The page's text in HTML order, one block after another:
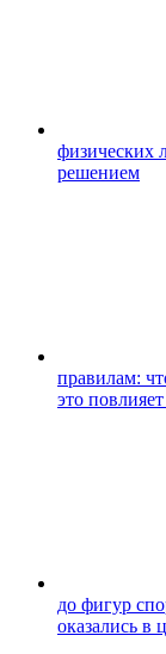
физических
решением
правилам:
это
до фигур
оказались в